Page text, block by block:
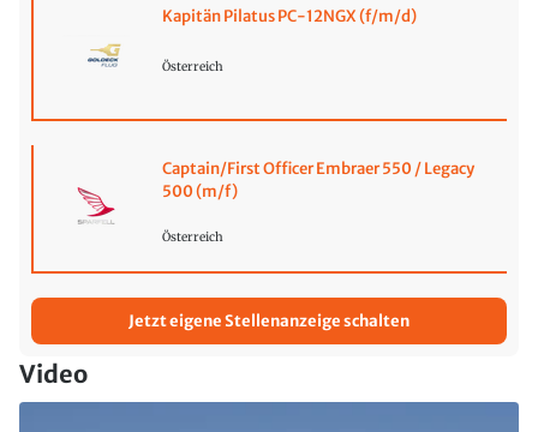
Kapitän Pilatus PC-12NGX (f/m/d)
Österreich
Captain/First Officer Embraer 550 / Legacy
500 (m/f)
Österreich
Jetzt eigene Stellenanzeige schalten
Video